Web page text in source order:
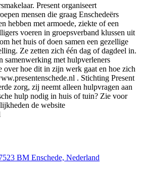
Present organiseert
mensen die graag Enschedeërs
hebben met armoede, ziekte of een
voeren in groepsverband klussen uit
het huis of doen samen een gezellige
Ze zetten zich één dag of dagdeel in.
samenwerking met hulpverleners
over hoe dit in zijn werk gaat en hoe zich
. Stichting Present
zorg, zij neemt alleen hulpvragen aan
hulp nodig in huis of tuin? Zie voor
de website
BM Enschede, Nederland